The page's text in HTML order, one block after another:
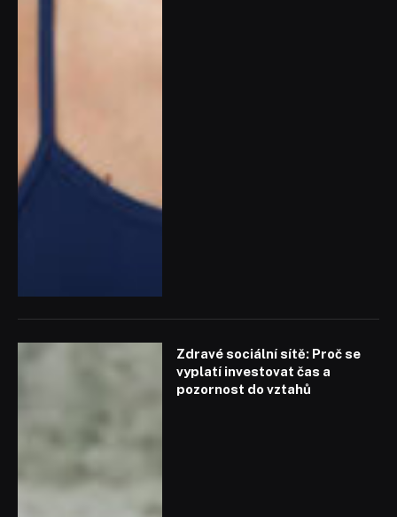
Zdravé sociální sítě: Proč se
vyplatí investovat čas a
pozornost do vztahů